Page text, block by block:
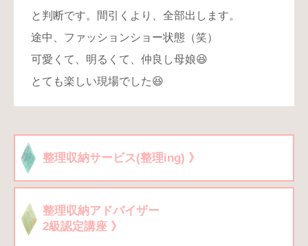
と判断です。間引くより、全部出します。
途中、ファッションショー状態（笑）
可愛くて、明るくて、仲良し母娘😆
とても楽しい現場でした😆
整理収納サービス(整理ing) 》
整理収納アドバイザー
2級認定講座 》